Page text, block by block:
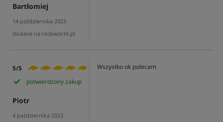
Bartłomiej
14 października 2023
dodane na rockworld.pl
5/5
potwierdzony zakup
Piotr
4 października 2023
Wszystko ok polecam